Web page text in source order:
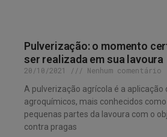
Pulverização: o momento
ser realizada em sua lavoura
20/10/2021
Nenhum comentário
A pulverização agrícola é a aplicação
agroquímicos, mais conhecidos
pequenas partes da lavoura com o
contra pragas